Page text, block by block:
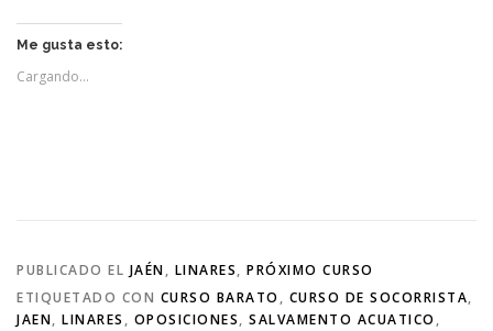
Me gusta esto:
Cargando...
PUBLICADO EL JAÉN, LINARES, PRÓXIMO CURSO
ETIQUETADO CON CURSO BARATO, CURSO DE SOCORRISTA,
JAEN, LINARES, OPOSICIONES, SALVAMENTO ACUATICO,